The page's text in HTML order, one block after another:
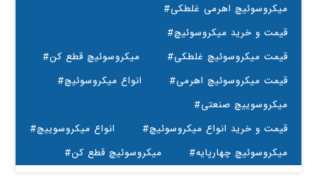
#میکروسوئیچ اهرمی غلطکی
#قیمت و خرید میکروسوئیچ
#قیمت میکروسوئیچ غلطکی
#میکروسوئیچ قطع کن
#قیمت میکروسوئیچ اهرمی
#انواع میکروسوئیچ
#میکروسوییچ صنعتی
#قیمت و خرید انواع میکروسوئیچ
#انواع میکروسوییچ
#میکروسوئیچ چهارپایه
#میکروسوئیچ قطع کن